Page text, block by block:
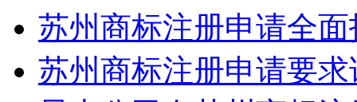
苏州商标注册申请全面
苏州商标注册申请要求